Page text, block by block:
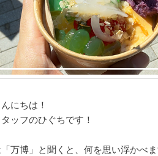
にちは！
ッフのひぐちです！
万博」と聞くと、何を思い浮かべ